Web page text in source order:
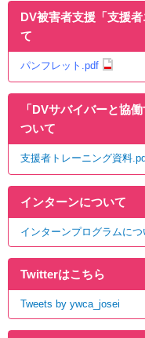
DV被害者支援「支援
て
パンフレット.pdf
「DVサバイバーと協
ついて
支援者トレーニング資料
インターンについて
インターンプログラムにつ
Twitterはこちら
Tweets by ywca_josei